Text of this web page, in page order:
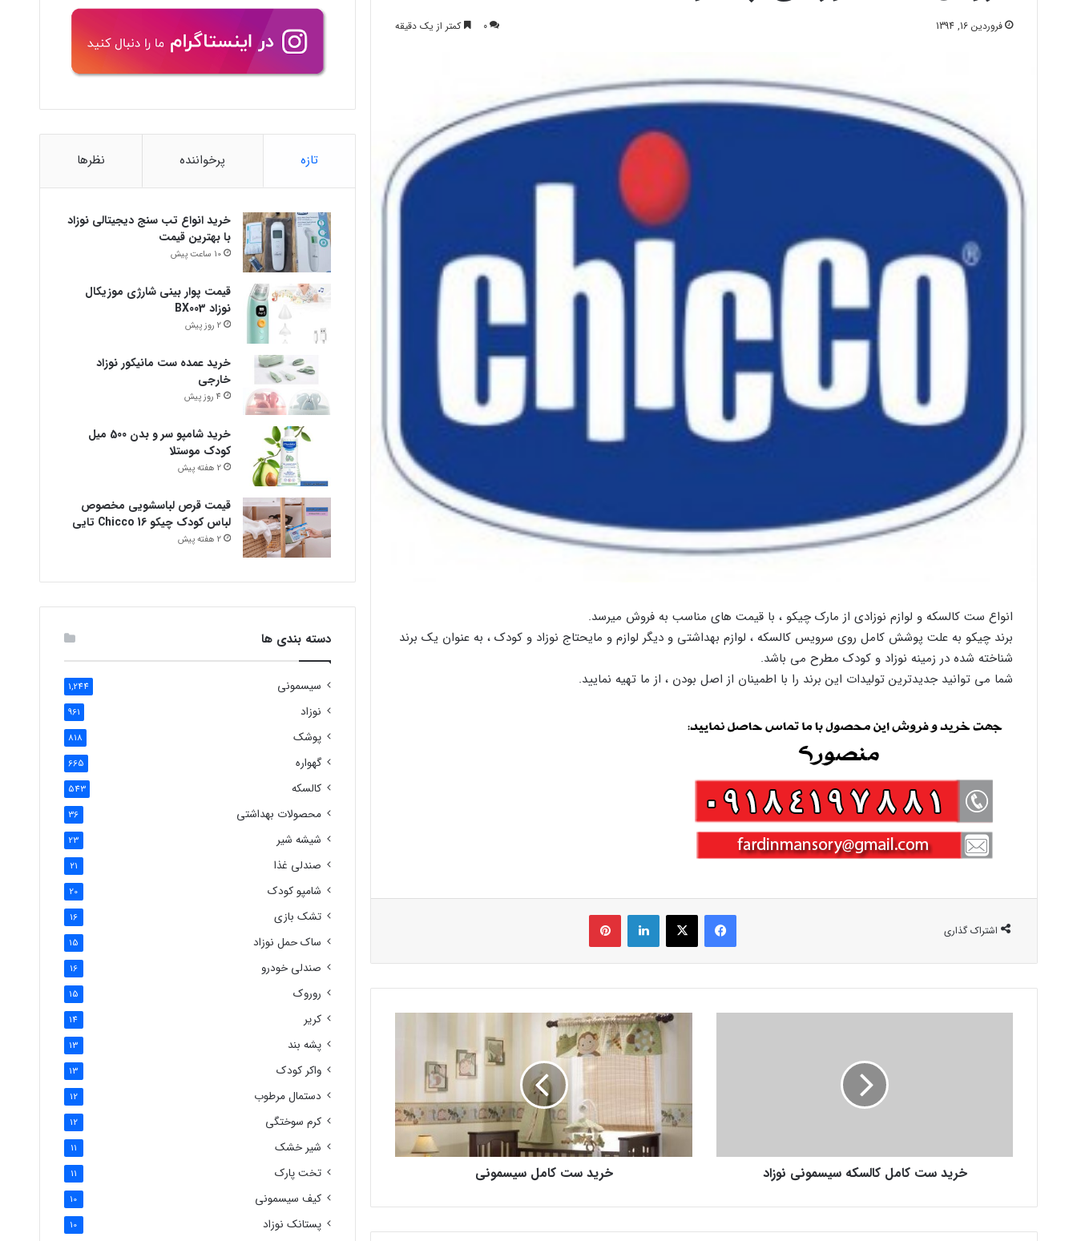
فروردین 16, 1394 0 کمتر از یک دقیقه
انواع ست کالسکه و لوازم نوزادی از مارک چیکو ، با قیمت های مناسب به فروش میرسد.
برند چیکو به علت پوشش کامل روی سرویس کالسکه ، لوازم بهداشتی و دیگر لوازم و مایحتاج نوزاد و کودک ، به عنوان یک برند
شناخته شده در زمینه نوزاد و کودک مطرح می باشد.
شما می توانید جدیدترین تولیدات این برند را با اطمینان از اصل بودن ، از ما تهیه نمایید.
اشتراک گذاری
فیس بوک X لینکدین ‫پین‌ترست
خرید ست کامل کالسکه سیسمونی نوزاد خرید ست کامل سیسمونی
تازه پرخواننده نظرها
خرید انواع تب سنج دیجیتالی نوزاد
با بهترین قیمت
10 ساعت پیش
قیمت پوار بینی شارژی موزیکال
نوزاد BX003
2 روز پیش
خرید عمده ست مانیکور نوزاد
خارجی
4 روز پیش
خرید شامپو سر و بدن 500 میل
کودک موستلا
2 هفته پیش
قیمت قرص لباسشویی مخصوص
لباس کودک چیکو Chicco 16 تایی
2 هفته پیش
دسته بندی ها
سیسمونی 1,244
نوزاد 961
پوشک 818
گهواره 665
کالسکه 543
محصولات بهداشتی 36
شیشه شیر 23
صندلی غذا 21
شامپو کودک 20
تشک بازی 16
ساک حمل نوزاد 15
صندلی خودرو 16
روروک 15
کریر 14
پشه بند 13
واکر کودک 13
دستمال مرطوب 12
کرم سوختگی 12
شیر خشک 11
تخت پارک 11
کیف سیسمونی 10
پستانک نوزاد 10